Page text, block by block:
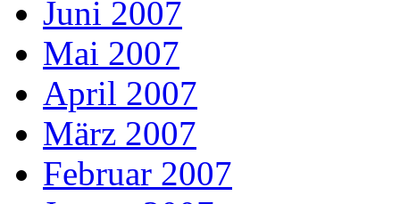
Juni 2007
Mai 2007
April 2007
März 2007
Februar 2007